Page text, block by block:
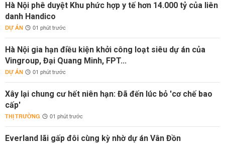
Hà Nội phê duyệt Khu phức hợp y tế hơn 14.000 tỷ của liên
danh Handico
DỰ ÁN 01 phút trước
Hà Nội gia hạn điều kiện khởi công loạt siêu dự án của
Vingroup, Đại Quang Minh, FPT...
DỰ ÁN 01 phút trước
Xây lại chung cư hết niên hạn: Đã đến lúc bỏ 'cơ chế bao
cấp'
THỊ TRƯỜNG 01 phút trước
Everland lãi gấp đôi cùng kỳ nhờ dự án Vân Đồn